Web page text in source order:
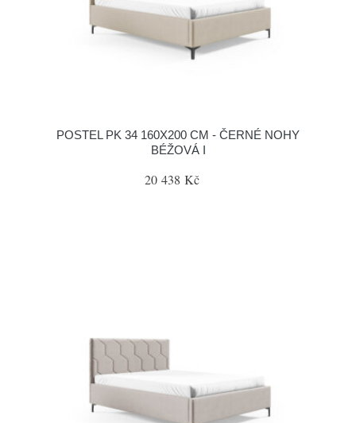
POSTEL PK 34 160X200 CM - ČERNÉ NOHY
BÉŽOVÁ I
20 438 Kč